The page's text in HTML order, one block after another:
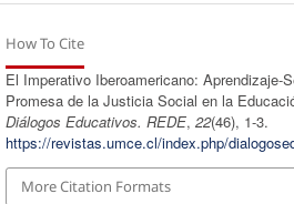
How To Cite
El Imperativo Iberoamericano: Aprendizaje-
Promesa de la Justicia Social en la
Diálogos Educativos. REDE, 22(46), 1-3.
https://revistas.umce.cl/index.php/
More Citation Formats